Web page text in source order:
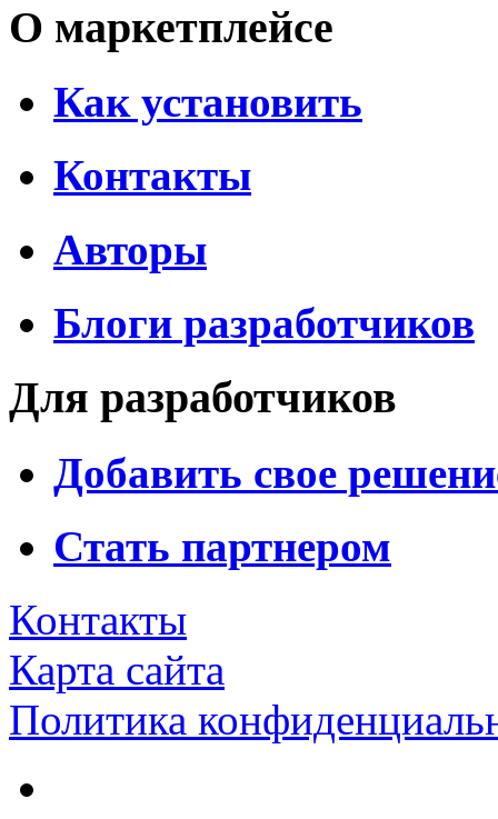
О маркетплейсе
Как установить
Контакты
Авторы
Блоги разработчиков
Для разработчиков
Добавить свое
Стать партнером
Контакты
Карта сайта
Политика